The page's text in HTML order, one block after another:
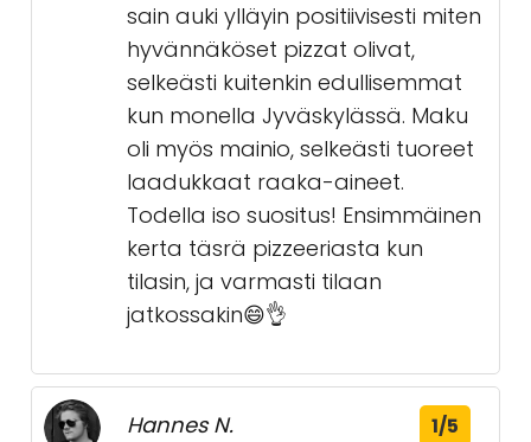
sain auki ylläyin positiivisesti miten
hyvännäköset pizzat olivat,
selkeästi kuitenkin edullisemmat
kun monella Jyväskylässä. Maku
oli myös mainio, selkeästi tuoreet
laadukkaat raaka-aineet.
Todella iso suositus! Ensimmäinen
kerta täsrä pizzeeriasta kun
tilasin, ja varmasti tilaan
jatkossakin😄👌
Hannes N. 1/5